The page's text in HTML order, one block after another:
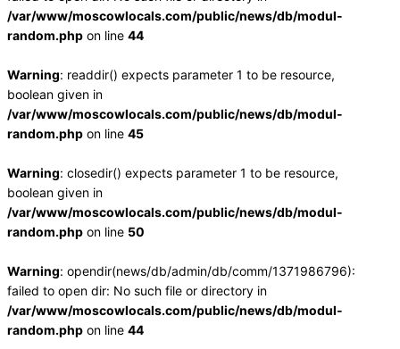
/var/www/moscowlocals.com/public/news/db/modul-
random.phpon line 44
Warning: readdir() expects parameter 1 to be resource,
boolean given in
/var/www/moscowlocals.com/public/news/db/modul-
random.phpon line 45
Warning: closedir() expects parameter 1 to be resource,
boolean given in
/var/www/moscowlocals.com/public/news/db/modul-
random.phpon line 50
Warning: opendir(news/db/admin/db/comm/1371986796):
failed to open dir: No such file or directory in
/var/www/moscowlocals.com/public/news/db/modul-
random.phpon line 44